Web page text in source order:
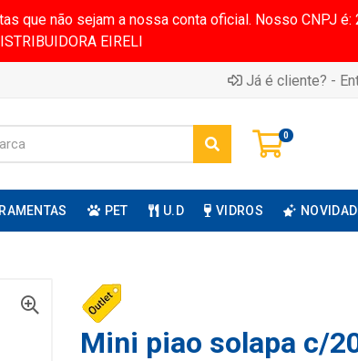
que não sejam a nossa conta oficial. Nosso CNPJ
EIRELI
Já é cliente? -
0
PET U.D VIDROS
Mini piao solapa c/